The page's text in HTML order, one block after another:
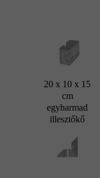
20 x 10 x 15
cm
egyharmad
illesztőkő